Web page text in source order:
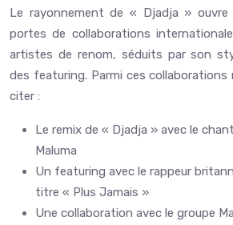
Le rayonnement de « Djadja » ouvre
portes de collaborations
artistes de renom, séduits par son
des featuring. Parmi ces
citer :
Le remix de « Djadja » avec le
Maluma
Un featuring avec le rappeur
titre « Plus Jamais »
Une collaboration avec le groupe